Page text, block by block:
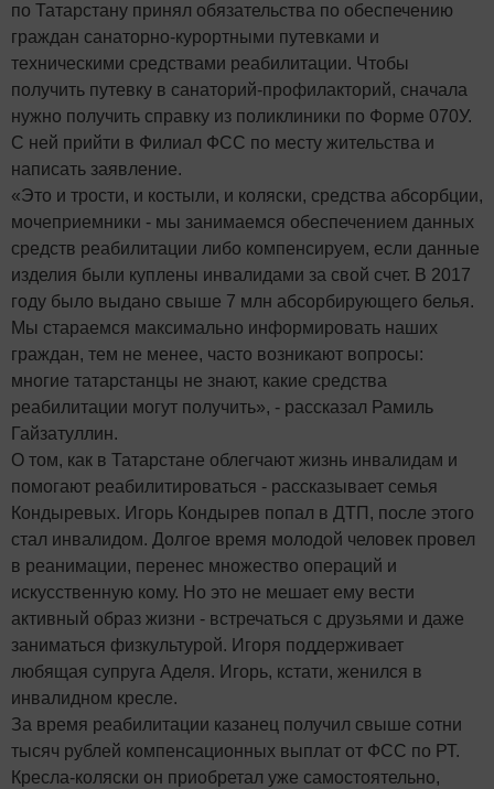
по Татарстану принял обязательства по обеспечению
граждан санаторно-курортными путевками и
техническими средствами реабилитации. Чтобы
получить путевку в санаторий-профилакторий, сначала
нужно получить справку из поликлиники по Форме 070У.
С ней прийти в Филиал ФСС по месту жительства и
написать заявление.
«Это и трости, и костыли, и коляски, средства абсорбции,
мочеприемники - мы занимаемся обеспечением данных
средств реабилитации либо компенсируем, если данные
изделия были куплены инвалидами за свой счет. В 2017
году было выдано свыше 7 млн абсорбирующего белья.
Мы стараемся максимально информировать наших
граждан, тем не менее, часто возникают вопросы:
многие татарстанцы не знают, какие средства
реабилитации могут получить», - рассказал Рамиль
Гайзатуллин.
О том, как в Татарстане облегчают жизнь инвалидам и
помогают реабилитироваться - рассказывает семья
Кондыревых. Игорь Кондырев попал в ДТП, после этого
стал инвалидом. Долгое время молодой человек провел
в реанимации, перенес множество операций и
искусственную кому. Но это не мешает ему вести
активный образ жизни - встречаться с друзьями и даже
заниматься физкультурой. Игоря поддерживает
любящая супруга Аделя. Игорь, кстати, женился в
инвалидном кресле.
За время реабилитации казанец получил свыше сотни
тысяч рублей компенсационных выплат от ФСС по РТ.
Кресла-коляски он приобретал уже самостоятельно,